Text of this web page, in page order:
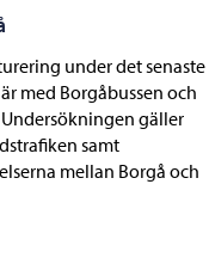
under det senaste
med Borgåbussen och
gäller
samt
mellan Borgå och